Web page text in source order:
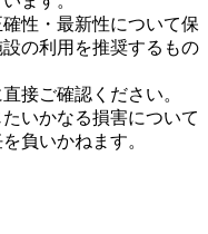
性・最新性について保
の利用を推奨するもの
接ご確認ください。
いかなる損害について
負いかねます。